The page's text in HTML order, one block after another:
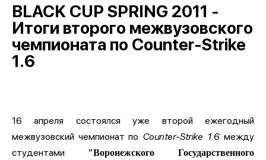
BLACK CUP SPRING 2011 -
Итоги второго межвузовского
чемпионата по Counter-Strike
1.6
16 апреля состоялся уже второй ежегодный
межвузовский чемпионат по Counter-Strike 1.6 между
студентами
"Воронежского Государственного